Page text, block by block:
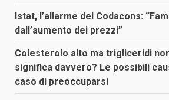
Istat, l’allarme del Codacons:
dall’aumento dei prezzi”
Colesterolo alto ma trigliceridi
significa davvero? Le possibili
caso di preoccuparsi